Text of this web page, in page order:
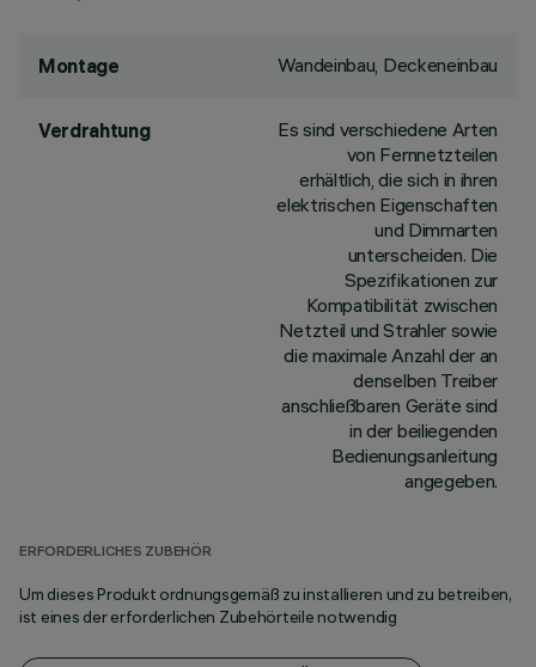
Montage Wandeinbau, Deckeneinbau
Verdrahtung
Es sind verschiedene Arten
von Fernnetzteilen
erhältlich, die sich in ihren
elektrischen Eigenschaften
und Dimmarten
unterscheiden. Die
Spezifikationen zur
Kompatibilität zwischen
Netzteil und Strahler sowie
die maximale Anzahl der an
denselben Treiber
anschließbaren Geräte sind
in der beiliegenden
Bedienungsanleitung
angegeben.
ERFORDERLICHES ZUBEHÖR
Um dieses Produkt ordnungsgemäß zu installieren und zu betreiben,
ist eines der erforderlichen Zubehörteile notwendig